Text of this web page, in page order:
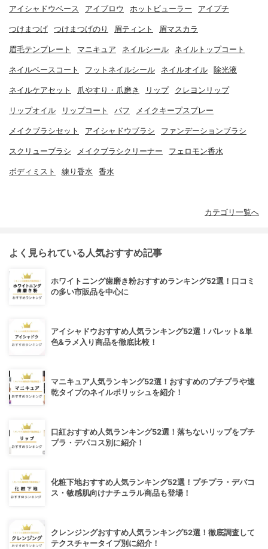
アイシャドウベース アイブロウ ホットビューラー アイプチ
つけまつげ つけまつげのり 眉ティント 眉マスカラ
眉毛テンプレート マニキュア ネイルシール ネイルトップコート
ネイルベースコート フットネイルシール ネイルオイル 除光液
ネイルケアセット 爪やすり・爪磨き リップ クレヨンリップ
リップオイル リップコート パフ メイクキープスプレー
メイクブラシセット アイシャドウブラシ ファンデーションブラシ
スクリューブラシ メイクブラシクリーナー フェロモン香水
ボディミスト 練り香水 香水
カテゴリ一覧へ
よく見られている人気おすすめ記事
ホワイトニング歯磨き粉おすすめランキング52選！口コミ
の多い市販品を中心に
アイシャドウおすすめ人気ランキング52選！パレット&単
色&ラメ入り商品を徹底比較！
マニキュア人気ランキング52選！おすすめのプチプラや速
乾タイプのネイルポリッシュを紹介！
口紅おすすめ人気ランキング52選！落ちないリップをプチ
プラ・デパコス別に紹介！
化粧下地おすすめ人気ランキング52選！プチプラ・デパコ
ス・敏感肌向けナチュラル商品も登場！
クレンジングおすすめ人気ランキング52選！徹底調査して
テクスチャータイプ別に紹介！